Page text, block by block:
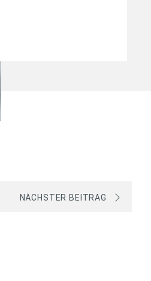
NÄCHSTER BEITRAG